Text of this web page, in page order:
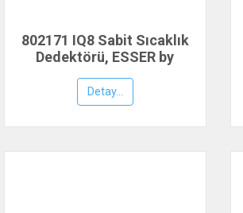
802171 IQ8 Sabit Sıcaklık
Dedektörü, ESSER by
Honeywell
Detay...